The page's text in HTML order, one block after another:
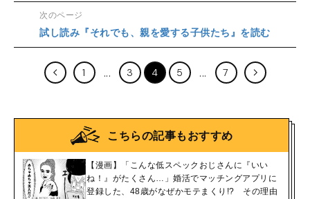
次のページ
試し読み『それでも、親を愛する子供たち』を読む
1 3 4 5 7
こちらの記事もおすすめ
【漫画】「こんな低スペックおじさんに『いい
ね！』がたくさん…」婚活でマッチングアプリに
登録した、48歳がなぜかモテまくり!? その理由